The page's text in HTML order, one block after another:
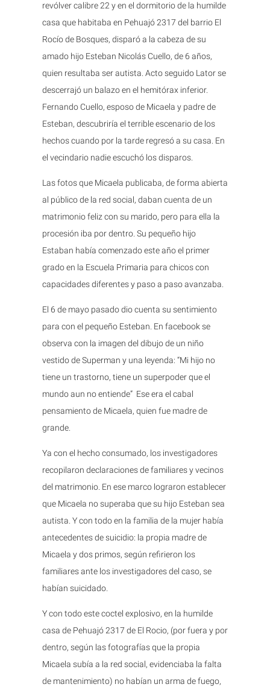
revólver calibre 22 y en el dormitorio de la humilde
casa que habitaba en Pehuajó 2317 del barrio El
Rocío de Bosques, disparó a la cabeza de su
amado hijo Esteban Nicolás Cuello, de 6 años,
quien resultaba ser autista. Acto seguido Lator se
descerrajó un balazo en el hemitórax inferior.
Fernando Cuello, esposo de Micaela y padre de
Esteban, descubriría el terrible escenario de los
hechos cuando por la tarde regresó a su casa. En
el vecindario nadie escuchó los disparos.
Las fotos que Micaela publicaba, de forma abierta
al público de la red social, daban cuenta de un
matrimonio feliz con su marido, pero para ella la
procesión iba por dentro. Su pequeño hijo
Estaban había comenzado este año el primer
grado en la Escuela Primaria para chicos con
capacidades diferentes y paso a paso avanzaba.
El 6 de mayo pasado dio cuenta su sentimiento
para con el pequeño Esteban. En facebook se
observa con la imagen del dibujo de un niño
vestido de Superman y una leyenda: “Mi hijo no
tiene un trastorno, tiene un superpoder que el
mundo aun no entiende” Ese era el cabal
pensamiento de Micaela, quien fue madre de
grande.
Ya con el hecho consumado, los investigadores
recopilaron declaraciones de familiares y vecinos
del matrimonio. En ese marco lograron establecer
que Micaela no superaba que su hijo Esteban sea
autista. Y con todo en la familia de la mujer había
antecedentes de suicidio: la propia madre de
Micaela y dos primos, según refirieron los
familiares ante los investigadores del caso, se
habían suicidado.
Y con todo este coctel explosivo, en la humilde
casa de Pehuajó 2317 de El Rocio, (por fuera y por
dentro, según las fotografías que la propia
Micaela subía a la red social, evidenciaba la falta
de mantenimiento) no habían un arma de fuego,